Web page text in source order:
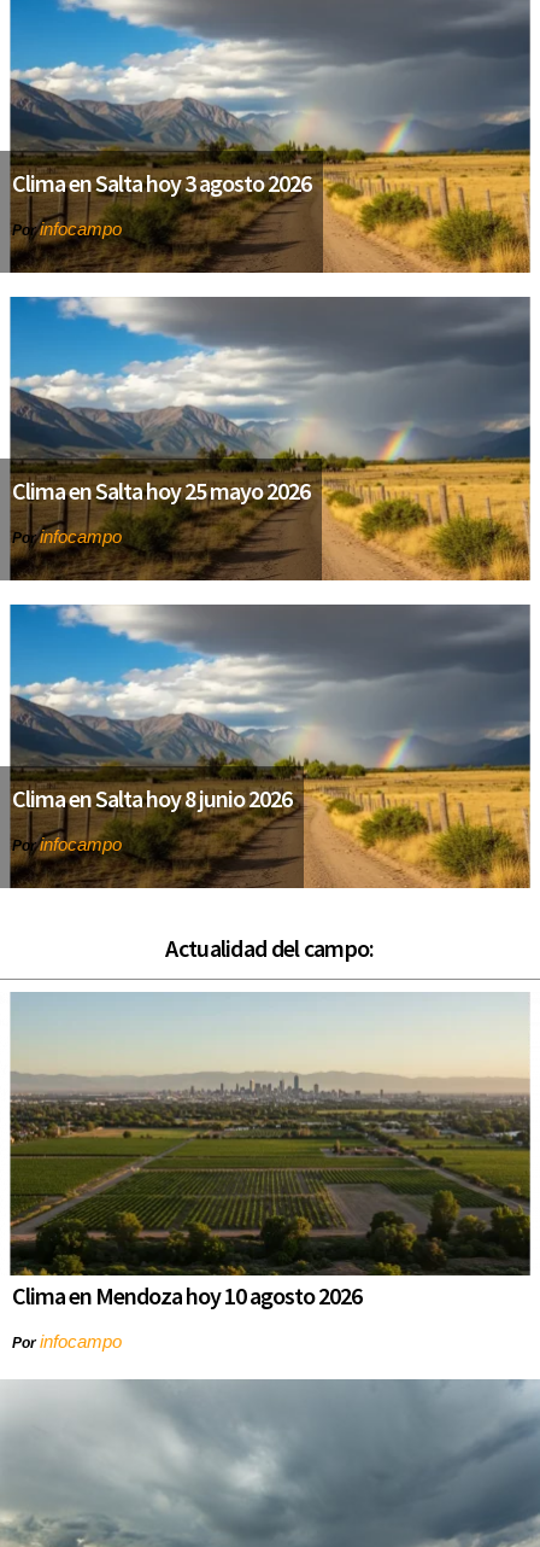
Clima en Salta hoy 3 agosto 2026
Porinfocampo
Clima en Salta hoy 25 mayo 2026
Porinfocampo
Clima en Salta hoy 8 junio 2026
Porinfocampo
Actualidad del campo:
Clima en Mendoza hoy 10 agosto 2026
Porinfocampo